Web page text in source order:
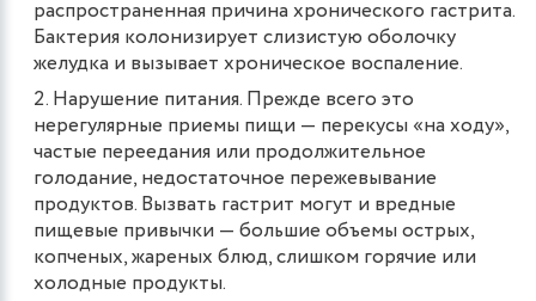
распространенная причина хронического гастрита.
Бактерия колонизирует слизистую оболочку
желудка и вызывает хроническое воспаление.
Нарушение питания. Прежде всего это
нерегулярные приемы пищи — перекусы «на ходу»,
частые переедания или продолжительное
голодание, недостаточное пережевывание
продуктов. Вызвать гастрит могут и вредные
пищевые привычки — большие объемы острых,
копченых, жареных блюд, слишком горячие или
холодные продукты.